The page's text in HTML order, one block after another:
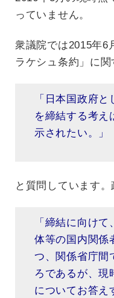
っていません。
衆議院では2015年6
ラケシュ条約」に関
「日本国政府と
を締結する考え
示されたい。」
と質問しています。
「締結に向け
体等の国内関係
つ、関係省庁間
ろであるが、現
についてお答え